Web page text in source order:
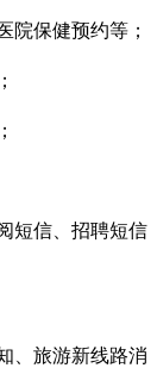
院保健预约等；
短信、招聘短信
、旅游新线路消